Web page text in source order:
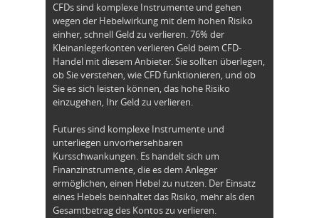
CFDs sind komplexe Instrumente und gehen
wegen der Hebelwirkung mit dem hohen Risiko
einher, schnell Geld zu verlieren. 76% der
Kleinanlegerkonten verlieren Geld beim CFD-
Handel mit diesem Anbieter. Sie sollten überlegen,
ob Sie verstehen, wie CFD funktionieren, und ob
Sie es sich leisten können, das hohe Risiko
einzugehen, Ihr Geld zu verlieren.
Futures sind komplexe Instrumente und
unterliegen unvorhersehbaren
Kursschwankungen. Es handelt sich um
Finanzinstrumente, die es dem Anleger
ermöglichen, einen Hebel zu nutzen. Der Einsatz
eines Hebels beinhaltet das Risiko, mehr als den
Gesamtbetrag des Kontos zu verlieren.